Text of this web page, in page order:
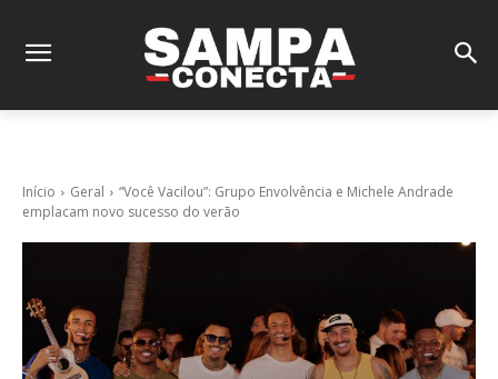
Início Geral
“Você Vacilou”: Grupo Envolvência e Michele Andrade
emplacam novo sucesso do verão